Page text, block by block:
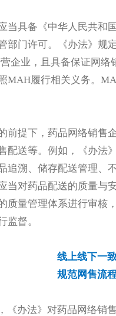
当具备《中华人民共和
部门许可。《办法》规
企业，且具备保证网
MAH履行相关义务。
前提下，药品网络销售
配送等。例如，《办法
追溯、储存配送管理、
当对药品配送的质量与
质量管理体系进行审核
监督。
线上线下一
规范网售流
《办法》对药品网络销